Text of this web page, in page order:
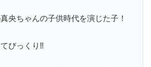
央ちゃんの子供時代を演じた子！
びっくり‼